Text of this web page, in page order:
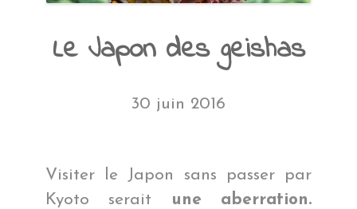
Le Japon des geishas
30 juin 2016
Visiter le Japon sans passer par
Kyoto serait
une aberration.